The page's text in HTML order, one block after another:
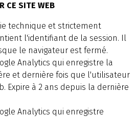
CE SITE WEB
technique et strictement
l'identifiant de la session. Il
le navigateur est fermé.
Analytics qui enregistre la
et dernière fois que l'utilisateur
Expire à 2 ans depuis la dernière
Analytics qui enregistre